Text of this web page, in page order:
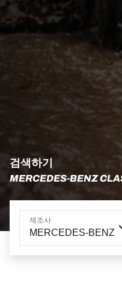
검색하기
MERCEDES-BENZ
제조사
MERCEDES-BENZ